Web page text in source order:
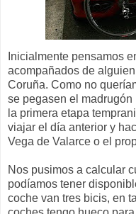
Inicialmente pensamos
acompañados de
Coruña. Como no
se pegasen el
la primera etapa
viajar el día anterior y
Vega de Valarce o el
Nos pusimos a calcular
podíamos tener
coche van tres bicis, en